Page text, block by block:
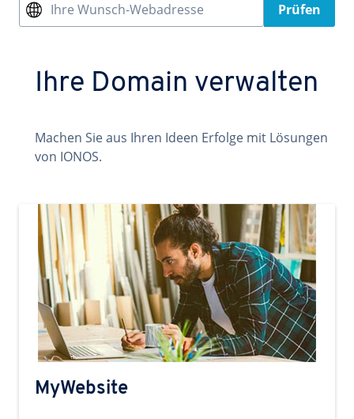
Ihre Wunsch-Webadresse Prüfen
Ihre Domain verwalten
Machen Sie aus Ihren Ideen Erfolge mit Lösungen
von IONOS.
MyWebsite